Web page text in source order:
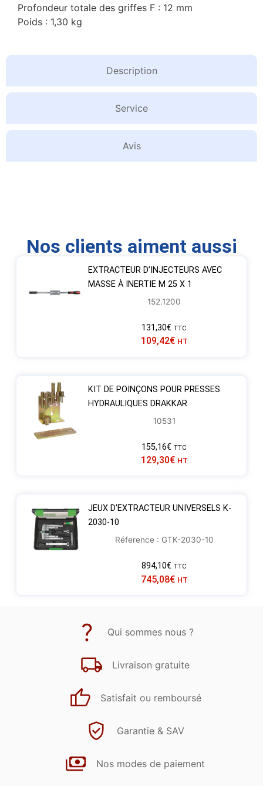
Description
Service
Avis
Profondeur totale des griffes F : 12 mm
Poids : 1,30 kg
Nos clients aiment aussi
EXTRACTEUR D’INJECTEURS AVEC
MASSE À INERTIE M 25 X 1
152.1200
131,30€ TTC
109,42€ HT
KIT DE POINÇONS POUR PRESSES
HYDRAULIQUES DRAKKAR
10531
155,16€ TTC
129,30€ HT
JEUX D’EXTRACTEUR UNIVERSELS K-
2030-10
Réference : GTK-2030-10
894,10€ TTC
745,08€ HT
Qui sommes nous ?
Livraison gratuite
Satisfait ou remboursé
Garantie & SAV
Nos modes de paiement